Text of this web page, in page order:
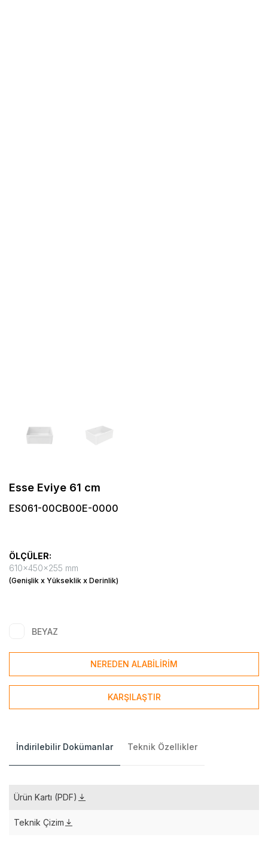
Esse Eviye 61 cm
ES061-00CB00E-0000
ÖLÇÜLER:
610x450x255 mm
(Genişlik x Yükseklik x Derinlik)
BEYAZ
NEREDEN ALABİLİRİM
KARŞILAŞTIR
İndirilebilir Dokümanlar Teknik Özellikler
Ürün Kartı (PDF)
Teknik Çizim